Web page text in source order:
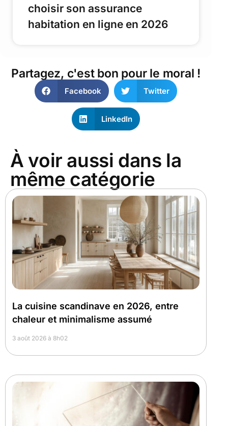
choisir son assurance
habitation en ligne en 2026
Partagez, c'est bon pour le moral !
Facebook Twitter
LinkedIn
À voir aussi dans la
même catégorie
La cuisine scandinave en 2026, entre
chaleur et minimalisme assumé
3 août 2026 à 8h02